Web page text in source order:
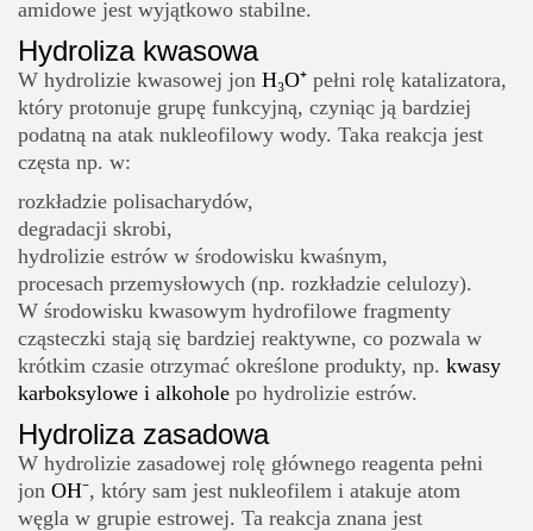
amidowe jest wyjątkowo stabilne.
Hydroliza kwasowa
W hydrolizie kwasowej jon H₃O⁺ pełni rolę katalizatora,
który protonuje grupę funkcyjną, czyniąc ją bardziej
podatną na atak nukleofilowy wody. Taka reakcja jest
częsta np. w:
rozkładzie polisacharydów,
degradacji skrobi,
hydrolizie estrów w środowisku kwaśnym,
procesach przemysłowych (np. rozkładzie celulozy).
W środowisku kwasowym hydrofilowe fragmenty
cząsteczki stają się bardziej reaktywne, co pozwala w
krótkim czasie otrzymać określone produkty, np. kwasy
karboksylowe i alkohole po hydrolizie estrów.
Hydroliza zasadowa
W hydrolizie zasadowej rolę głównego reagenta pełni
jon OH⁻, który sam jest nukleofilem i atakuje atom
węgla w grupie estrowej. Ta reakcja znana jest